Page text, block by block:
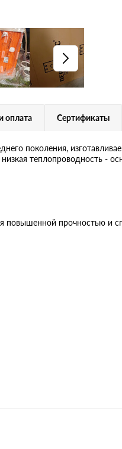
оплата Сертификаты
поколения,
теплопроводность -
повышенной прочностью и